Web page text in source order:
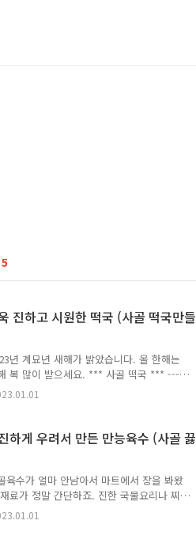
5
진하고 시원한 떡국 (사골 떡국만들
년 계묘년 새해가 밝았습니다. 올 한해는
복 많이 받으세요. *** 사골 떡국 *** ---
만두 200g ~ 250g계란 2개사골육수
금 사골육수를 냄비에 붓고 끓여주세요.
샤샤샥~! 중간 보다 조금 약한불에서 끓여
세요.) 떡국떡과 물만두가 거의 익어갈 즈
국과 물만두가 다 익으면 풀어준 계란을
한소..
만든 만능육수 (사골 끓
육수가 얼마 안남아서 마트에서 장을 봐왔
가 정말 간단하죠. 진한 국물요리나 찌
사골육수 *** --- 준비재료 --- 소뼈
소꼬리 1~2kg를 준비합니다. 뼈가루가 많